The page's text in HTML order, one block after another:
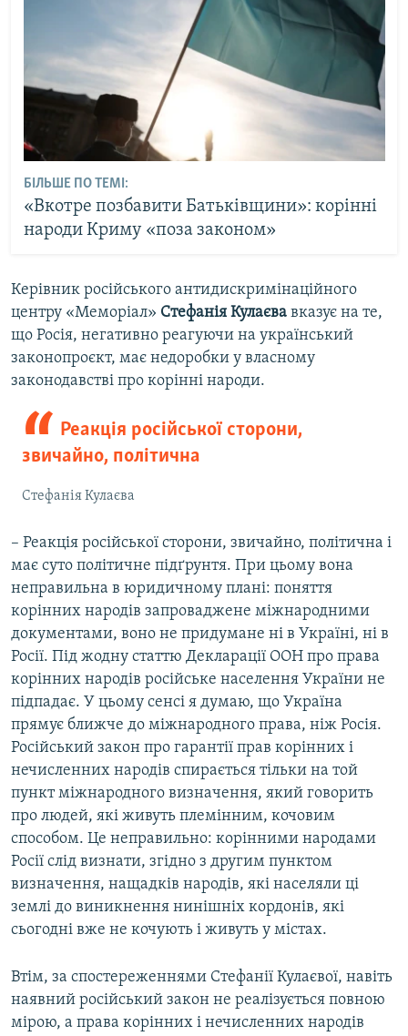
БІЛЬШЕ ПО ТЕМІ:
«Вкотре позбавити Батьківщини»: корінні
народи Криму «поза законом»
Керівник російського антидискримінаційного
центру «Меморіал» Стефанія Кулаєва вказує на те,
що Росія, негативно реагуючи на український
законопроєкт, має недоробки у власному
законодавстві про корінні народи.
Реакція російської сторони,
звичайно, політична
Стефанія Кулаєва
– Реакція російської сторони, звичайно, політична і
має суто політичне підґрунтя. При цьому вона
неправильна в юридичному плані: поняття
корінних народів запроваджене міжнародними
документами, воно не придумане ні в Україні, ні в
Росії. Під жодну статтю Декларації ООН про права
корінних народів російське населення України не
підпадає. У цьому сенсі я думаю, що Україна
прямує ближче до міжнародного права, ніж Росія.
Російський закон про гарантії прав корінних і
нечисленних народів спирається тільки на той
пункт міжнародного визначення, який говорить
про людей, які живуть племінним, кочовим
способом. Це неправильно: корінними народами
Росії слід визнати, згідно з другим пунктом
визначення, нащадків народів, які населяли ці
землі до виникнення нинішніх кордонів, які
сьогодні вже не кочують і живуть у містах.
Втім, за спостереженнями Стефанії Кулаєвої, навіть
наявний російський закон не реалізується повною
мірою, а права корінних і нечисленних народів